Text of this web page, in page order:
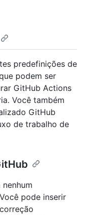
predefinições de
podem ser
GitHub Actions
Você também
GitHub
de trabalho de
pode inserir